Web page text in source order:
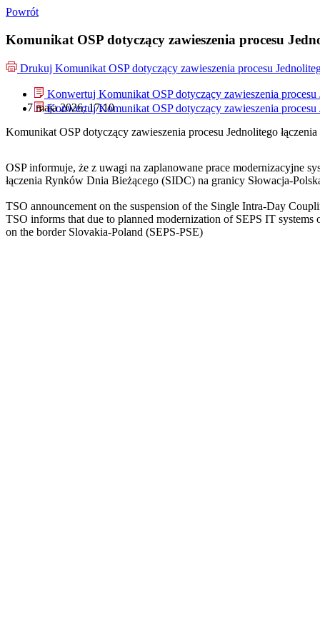
Powrót
Komunikat OSP dotyczący zawieszenia procesu
Drukuj Komunikat OSP dotyczący zawieszenia procesu
Konwertuj Komunikat OSP dotyczący zawieszenia
Konwertuj Komunikat OSP dotyczący zawieszenia
7 maja 2026, 17:10
Komunikat OSP dotyczący zawieszenia procesu Jednolitego
OSP informuje, że z uwagi na zaplanowane prace modernizacyjne
łączenia Rynków Dnia Bieżącego (SIDC) na granicy Słowacja-
TSO announcement on the suspension of the Single Intra-Day
TSO informs that due to planned modernization of SEPS IT
on the border Slovakia-Poland (SEPS-PSE)